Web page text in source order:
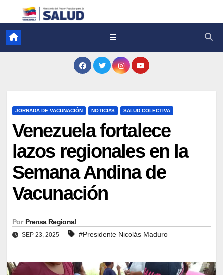
JORNADA DE VACUNACIÓN NOTICIAS SALUD COLECTIVA
Venezuela fortalece
lazos regionales en la
Semana Andina de
Vacunación
Por Prensa Regional
SEP 23, 2025 #Presidente Nicolás Maduro